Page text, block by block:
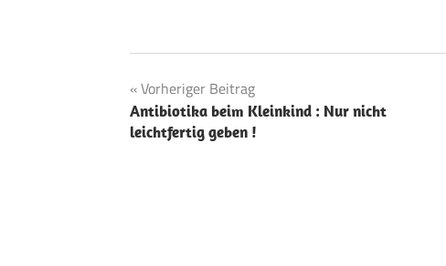
Beitragsnavigation
Vorheriger Beitrag
Antibiotika beim Kleinkind : Nur nicht
leichtfertig geben !